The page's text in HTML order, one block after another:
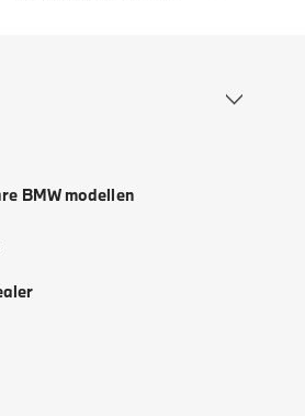
BMW modellen